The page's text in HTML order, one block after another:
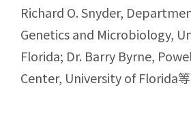
Richard O. Snyder,
Genetics and Microbiology,
Florida; Dr. Barry Byrne,
Center, University of Florida等